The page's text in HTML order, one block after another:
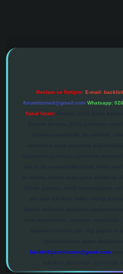
Reklam ve İletişim: E-mail:
forumhizmeti@gmail.com Whatsapp:
Yasal Uyarı:
backlinkpanelicomtr@gmail.com